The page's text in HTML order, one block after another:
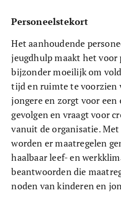
Personeelstekort
Het aanhoudende
jeugdhulp maakt het voor
bijzonder moeilijk om
tijd en ruimte te voorzien
jongere en zorgt voor
gevolgen en vraagt voor
vanuit de organisatie.
worden er maatregelen
haalbaar leef- en
beantwoorden die
noden van kinderen en